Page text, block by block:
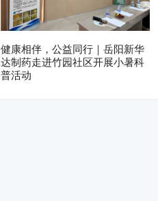
健康相伴，公益同行｜岳阳新华
达制药走进竹园社区开展小暑科
普活动